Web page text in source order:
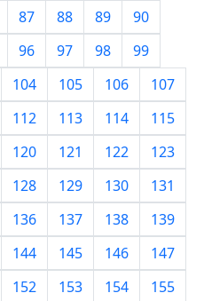
87 88 89
90
96 97 98
99
104 105 106
107
112 113 114
115
120 121 122
123
128 129 130
131
136 137 138
139
144 145 146
147
152 153 154
155